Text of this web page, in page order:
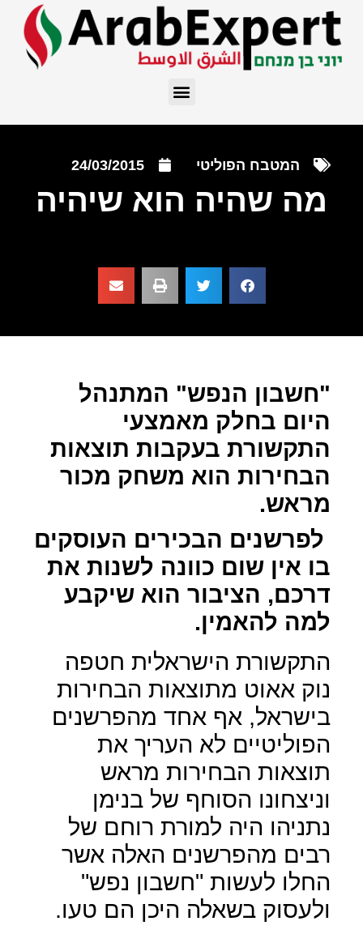
המטבח הפוליטי 24/03/2015
מה שהיה הוא שיהיה
"חשבון הנפש" המתנהל
היום בחלק מאמצעי
התקשורת בעקבות תוצאות
הבחירות הוא משחק מכור
מראש.
לפרשנים הבכירים העוסקים
בו אין שום כוונה לשנות את
דרכם, הציבור הוא שיקבע
למה להאמין.
התקשורת הישראלית חטפה
נוק אאוט מתוצאות הבחירות
בישראל, אף אחד מהפרשנים
הפוליטיים לא העריך את
תוצאות הבחירות מראש
וניצחונו הסוחף של בנימן
נתניהו היה למורת רוחם של
רבים מהפרשנים האלה אשר
החלו לעשות "חשבון נפש"
ולעסוק בשאלה היכן הם טעו.